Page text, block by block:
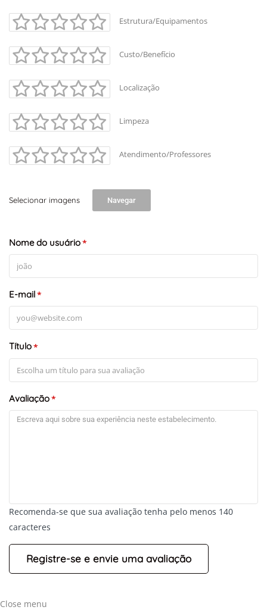
+-
Leaflet
Estrutura/Equipamentos
Custo/Benefício
Localização
Limpeza
Atendimento/Professores
Selecionar imagens Navegar
Nome do usuário*
E-mail*
Título*
Avaliação*
Recomenda-se que sua avaliação tenha pelo menos 140
caracteres
Close menu